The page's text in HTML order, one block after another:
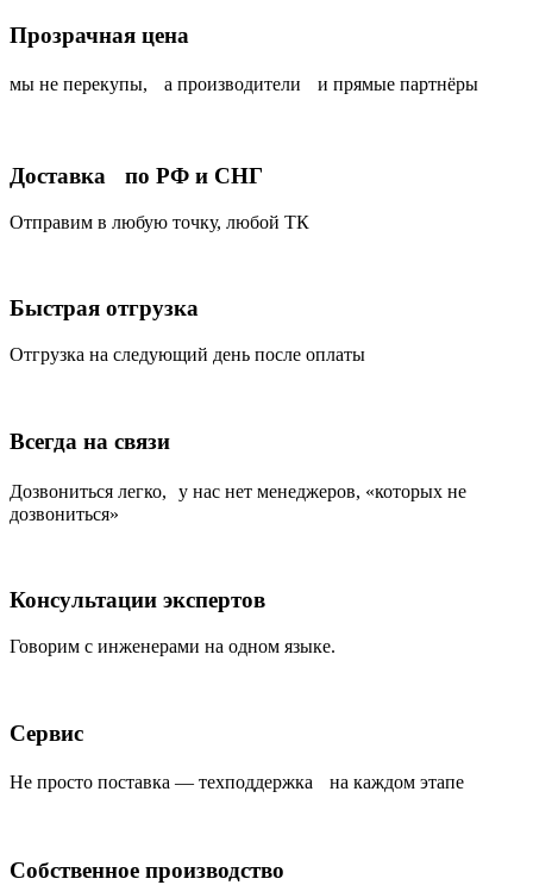
Прозрачная цена
мы не перекупы, а производители и прямые партнёры
Доставка по РФ и СНГ
Отправим в любую точку, любой ТК
Быстрая отгрузка
Отгрузка на следующий день после оплаты
Всегда на связи
Дозвониться легко, у нас нет менеджеров, «которых не
дозвониться»
Консультации экспертов
Говорим с инженерами на одном языке.
Сервис
Не просто поставка — техподдержка на каждом этапе
Собственное производство